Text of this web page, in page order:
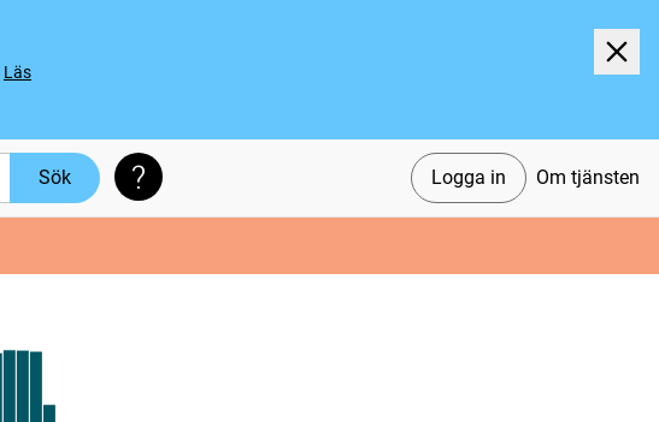
Läs
Logga in Om tjänsten
Sök Söktips